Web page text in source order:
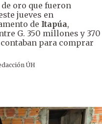
oro que fueron
jueves en
de Itapúa,
G. 350 millones y 370
para comprar
ÚH